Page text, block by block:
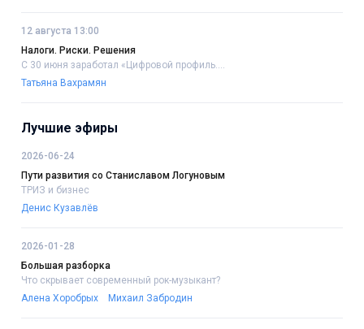
12 августа 13:00
Налоги. Риски. Решения
С 30 июня заработал «Цифровой профиль....
Татьяна Вахрамян
Лучшие эфиры
2026-06-24
Пути развития со Станиславом Логуновым
ТРИЗ и бизнес
Денис Кузавлёв
2026-01-28
Большая разборка
Что скрывает современный рок-музыкант?
Алена Хоробрых
Михаил Забродин